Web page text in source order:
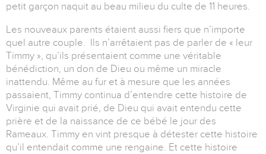
petit garçon naquit au beau milieu du culte de 11 heures.
Les nouveaux parents étaient aussi fiers que n’importe
quel autre couple. Ils n’arrêtaient pas de parler de « leur
Timmy », qu’ils présentaient comme une véritable
bénédiction, un don de Dieu ou même un miracle
inattendu. Même au fur et à mesure que les années
passaient, Timmy continua d’entendre cette histoire de
Virginie qui avait prié, de Dieu qui avait entendu cette
prière et de la naissance de ce bébé le jour des
Rameaux. Timmy en vint presque à détester cette histoire
qu’il entendait comme une rengaine. Et cette histoire